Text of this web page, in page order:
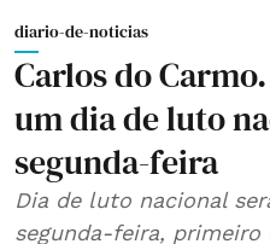
diario-de-noticias
Carlos do
um dia de luto
segunda-feira
Dia de luto nacional
segunda-feira,